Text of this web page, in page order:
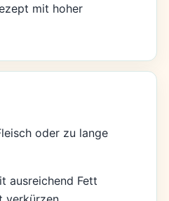
mit hoher
oder zu lange
ausreichend Fett